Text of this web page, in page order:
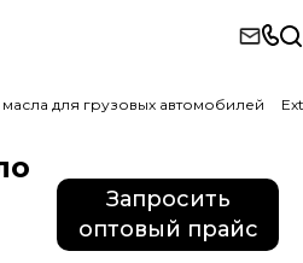
для грузовых автомобилей
Запросить
оптовый прайс